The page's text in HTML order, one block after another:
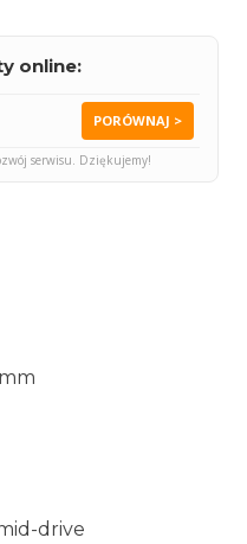
online:
PORÓWNAJ >
serwisu. Dziękujemy!
drive